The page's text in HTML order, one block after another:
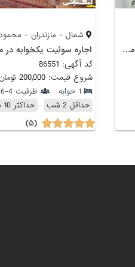
سوئیت تک خواب مستر مرکز شهر محمود آباد
شمال - مازندران - محمود
کد آگهی: 86551
شروع قیمت: 200,000 تومان
1 خوابه
ظرفیت 4-6 نفر
حداقل 2 شب
حداکثر 10 شب
(۵)